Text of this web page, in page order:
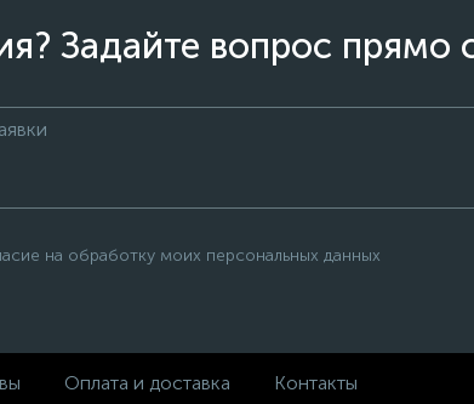
Задайте вопрос прямо
на обработку моих персональных данных
Оплата и доставка Контакты